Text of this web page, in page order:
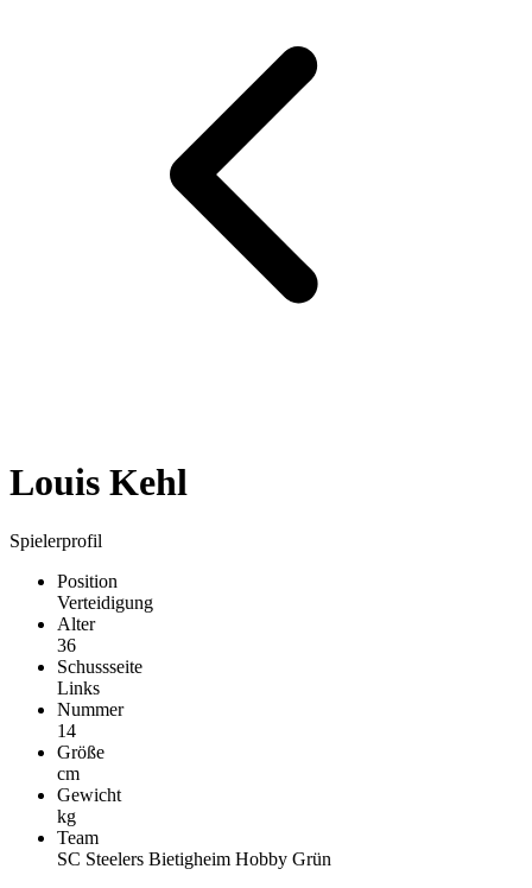
Louis Kehl
Spielerprofil
Position
Verteidigung
Alter
36
Schussseite
Links
Nummer
14
Größe
cm
Gewicht
kg
Team
SC Steelers Bietigheim Hobby Grün